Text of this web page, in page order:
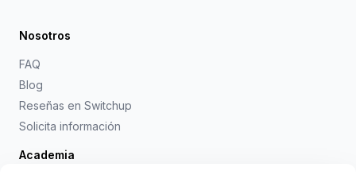
Nosotros
FAQ
Blog
Reseñas en Switchup
Solicita información
Academia